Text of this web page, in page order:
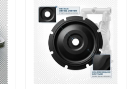
geeignet für raue
Umgebungen